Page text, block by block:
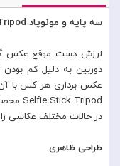
سه پایه و مونوپاد Baseus SUDYZP-D19 Selfie Stick Tripod
لرزش دست موقع عکس
دوربین به دلیل کم
Selfie Stick Tripod محصولی از کمپانی
در حالات مختلف عکاسی را
طراحی ظاهری